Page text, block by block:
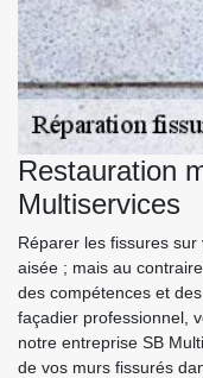
Restauration
Multiservices
Réparer les fissures
aisée ; mais au
des compétences et
façadier professionnel,
notre entreprise SB
de vos murs fissurés